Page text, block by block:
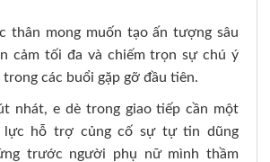
thân mong muốn tạo ấn tượng sâu
cảm tối đa và chiếm trọn sự chú ý
trong các buổi gặp gỡ đầu tiên.
nhát, e dè trong giao tiếp cần một
hỗ trợ củng cố sự tự tin dũng
trước người phụ nữ mình thầm